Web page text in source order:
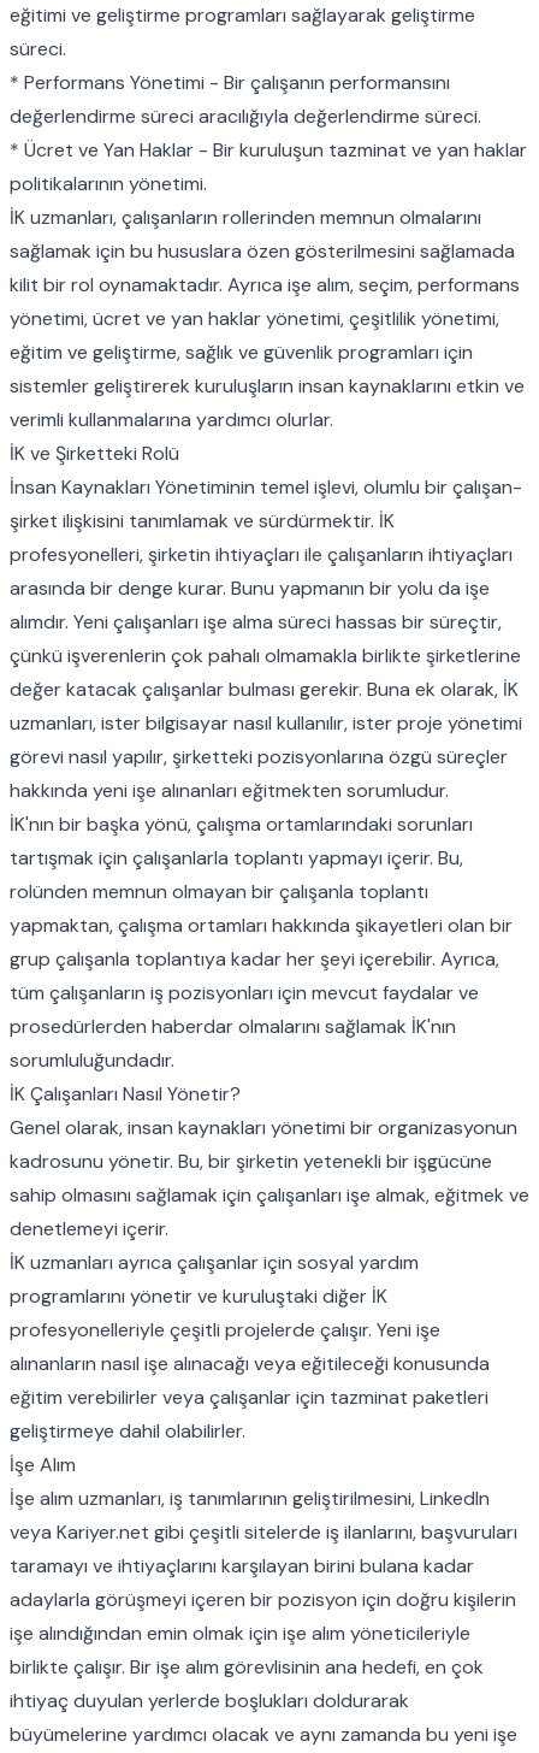
eğitimi ve geliştirme programları sağlayarak geliştirme
süreci.
* Performans Yönetimi - Bir çalışanın performansını
değerlendirme süreci aracılığıyla değerlendirme süreci.
* Ücret ve Yan Haklar - Bir kuruluşun tazminat ve yan haklar
politikalarının yönetimi.
İK uzmanları, çalışanların rollerinden memnun olmalarını
sağlamak için bu hususlara özen gösterilmesini sağlamada
kilit bir rol oynamaktadır. Ayrıca işe alım, seçim, performans
yönetimi, ücret ve yan haklar yönetimi, çeşitlilik yönetimi,
eğitim ve geliştirme, sağlık ve güvenlik programları için
sistemler geliştirerek kuruluşların insan kaynaklarını etkin ve
verimli kullanmalarına yardımcı olurlar.
İK ve Şirketteki Rolü
İnsan Kaynakları Yönetiminin temel işlevi, olumlu bir çalışan-
şirket ilişkisini tanımlamak ve sürdürmektir. İK
profesyonelleri, şirketin ihtiyaçları ile çalışanların ihtiyaçları
arasında bir denge kurar. Bunu yapmanın bir yolu da işe
alımdır. Yeni çalışanları işe alma süreci hassas bir süreçtir,
çünkü işverenlerin çok pahalı olmamakla birlikte şirketlerine
değer katacak çalışanlar bulması gerekir. Buna ek olarak, İK
uzmanları, ister bilgisayar nasıl kullanılır, ister proje yönetimi
görevi nasıl yapılır, şirketteki pozisyonlarına özgü süreçler
hakkında yeni işe alınanları eğitmekten sorumludur.
İK'nın bir başka yönü, çalışma ortamlarındaki sorunları
tartışmak için çalışanlarla toplantı yapmayı içerir. Bu,
rolünden memnun olmayan bir çalışanla toplantı
yapmaktan, çalışma ortamları hakkında şikayetleri olan bir
grup çalışanla toplantıya kadar her şeyi içerebilir. Ayrıca,
tüm çalışanların iş pozisyonları için mevcut faydalar ve
prosedürlerden haberdar olmalarını sağlamak İK'nın
sorumluluğundadır.
İK Çalışanları Nasıl Yönetir?
Genel olarak, insan kaynakları yönetimi bir organizasyonun
kadrosunu yönetir. Bu, bir şirketin yetenekli bir işgücüne
sahip olmasını sağlamak için çalışanları işe almak, eğitmek ve
denetlemeyi içerir.
İK uzmanları ayrıca çalışanlar için sosyal yardım
programlarını yönetir ve kuruluştaki diğer İK
profesyonelleriyle çeşitli projelerde çalışır. Yeni işe
alınanların nasıl işe alınacağı veya eğitileceği konusunda
eğitim verebilirler veya çalışanlar için tazminat paketleri
geliştirmeye dahil olabilirler.
İşe Alım
İşe alım uzmanları, iş tanımlarının geliştirilmesini, LinkedIn
veya Kariyer.net gibi çeşitli sitelerde iş ilanlarını, başvuruları
taramayı ve ihtiyaçlarını karşılayan birini bulana kadar
adaylarla görüşmeyi içeren bir pozisyon için doğru kişilerin
işe alındığından emin olmak için işe alım yöneticileriyle
birlikte çalışır. Bir işe alım görevlisinin ana hedefi, en çok
ihtiyaç duyulan yerlerde boşlukları doldurarak
büyümelerine yardımcı olacak ve aynı zamanda bu yeni işe